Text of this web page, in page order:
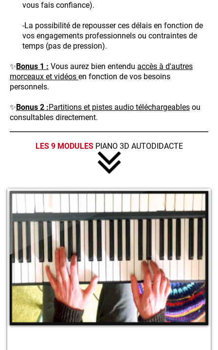
vous fais confiance).
-La possibilité de repousser ces délais en fonction de
vos engagements professionnels ou contraintes de
temps (pas de pression).
✨Bonus 1 : Vous aurez bien entendu accès à d'autres
morceaux et vidéos en fonction de vos besoins
personnels.
✨Bonus 2 :Partitions et pistes audio téléchargeables ou
consultables directement.
LES 9 MODULESPIANO 3D AUTODIDACTE